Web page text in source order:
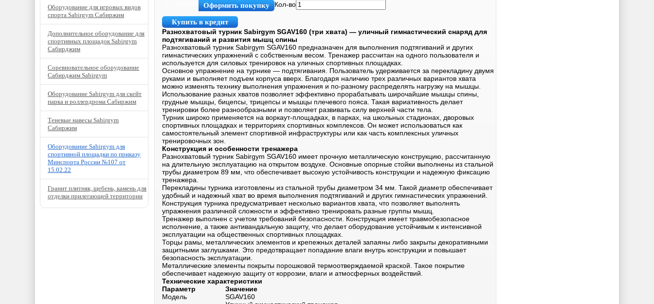
Кол-во
Оформить покупку
Купить в кредит
Разнохватовый турник Sabirgym SGAV160 (три хвата) — уличный гимнастический снаряд для
подтягиваний и развития мышц спины
Разнохватовый турник Sabirgym SGAV160 предназначен для выполнения подтягиваний и других
гимнастических упражнений с собственным весом. Тренажер рассчитан на одного пользователя и
используется для силовых тренировок на уличных спортивных площадках.
Основное упражнение на турнике — подтягивания. Пользователь удерживается за перекладину двумя
руками и выполняет подъем корпуса вверх. Благодаря наличию трех различных вариантов хвата
можно изменять технику выполнения упражнения и по-разному распределять нагрузку на мышцы.
Использование разных хватов позволяет эффективно прорабатывать широчайшие мышцы спины,
грудные мышцы, бицепсы, трицепсы и мышцы плечевого пояса. Такая вариативность делает
тренировки более разнообразными и позволяет развивать силу верхней части тела.
Турник широко применяется на воркаут-площадках, в парках, на школьных стадионах, дворовых
спортивных площадках и территориях спортивных комплексов. Он может использоваться как
самостоятельный элемент спортивной инфраструктуры или как часть комплексных уличных
тренировочных зон.
Конструкция и особенности тренажера
Разнохватовый турник Sabirgym SGAV160 имеет прочную металлическую конструкцию, рассчитанную
на длительную эксплуатацию на открытом воздухе. Основные опорные стойки выполнены из стальной
трубы диаметром 89 мм, что обеспечивает высокую устойчивость конструкции и надежную фиксацию
тренажера.
Перекладины турника изготовлены из стальной трубы диаметром 34 мм. Такой диаметр обеспечивает
удобный и надежный хват во время выполнения подтягиваний и других гимнастических упражнений.
Конструкция турника предусматривает несколько вариантов хвата, что позволяет выполнять
упражнения различной сложности и эффективно тренировать разные группы мышц.
Тренажер выполнен с учетом требований безопасности. Конструкция имеет травмобезопасное
исполнение, а также антивандальную защиту, что делает оборудование устойчивым к интенсивной
эксплуатации на общественных спортивных площадках.
Торцы рамы, металлических элементов и крепежных деталей запаяны либо закрыты декоративными
защитными заглушками. Это предотвращает попадание влаги внутрь конструкции и повышает
безопасность эксплуатации.
Металлические элементы покрыты порошковой термоотверждаемой краской. Такое покрытие
обеспечивает надежную защиту от коррозии, влаги и атмосферных воздействий.
Технические характеристики
Параметр
Значение
Модель
SGAV160
Оборудование для игровых видов
спорта Sabirgym Сабиржим
Дополнительное оборудование для
спортивных площадок Sabirgym
Сабирджим
Соревновательное оборудование
Сабирджим Sabirgym
Оборудование Sabirgym для скейт
парка и роллердрома Сабиржим
Теневые навесы Sabirgym
Сабиржим
Оборудование Sabirgym для
спортивной площадки по приказу
Минспорта России №107 от
15.02.22
Гранит плитняк, щебень, камень для
отделки прилегающей территории